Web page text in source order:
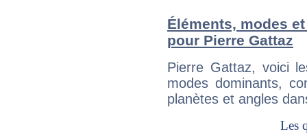
Éléments, modes
pour Pierre Gattaz
Pierre Gattaz, voici
modes dominants,
planètes et angles